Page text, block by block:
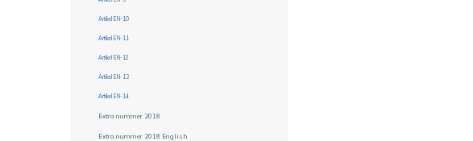
Artikel EN-10
Artikel EN-11
Artikel EN-12
Artikel EN-13
Artikel EN-14
Extra nummer 2018
Extra nummer 2018 English